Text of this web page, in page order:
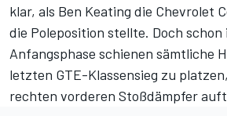
klar, als Ben Keating die Chevrolet
die Poleposition stellte. Doch schon
Anfangsphase schienen sämtliche
letzten GTE-Klassensieg zu
rechten vorderen Stoßdämpfer